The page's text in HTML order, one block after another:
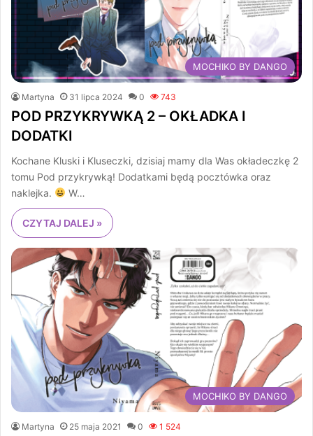
MOCHIKO BY DANGO
Martyna 31 lipca 2024 0 743
POD PRZYKRYWKĄ 2 – OKŁADKA I
DODATKI
Kochane Kluski i Kluseczki, dzisiaj mamy dla Was okładeczkę 2
tomu Pod przykrywką! Dodatkami będą pocztówka oraz
naklejka.
W…
CZYTAJ DALEJ »
MOCHIKO BY DANGO
Martyna 25 maja 2021 0 1 524